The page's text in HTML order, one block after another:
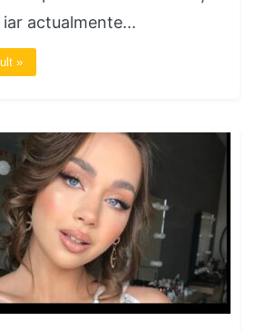
actualmente...
»